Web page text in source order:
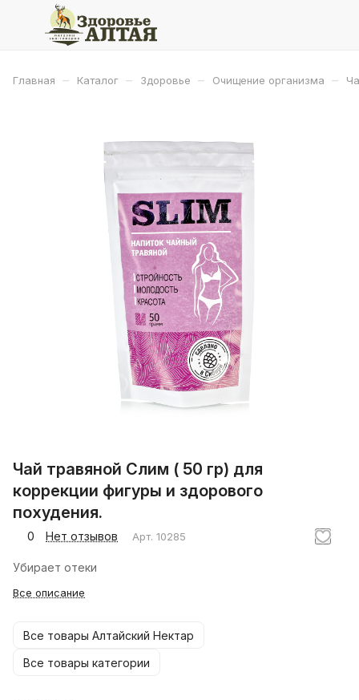
Главная – Каталог – Здоровье – Очищение организма –
Чай травяной Слим ( 50 гр) для
коррекции фигуры и здорового
похудения.
0 Нет отзывов Арт. 10285
Убирает отеки
Все описание
Все товары Алтайский Нектар
Все товары категории